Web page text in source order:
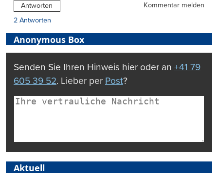
Antworten
Kommentar melden
2 Antworten
Anonymous Box
Senden Sie Ihren Hinweis hier oder an +41 79
605 39 52. Lieber per Post?
Aktuell